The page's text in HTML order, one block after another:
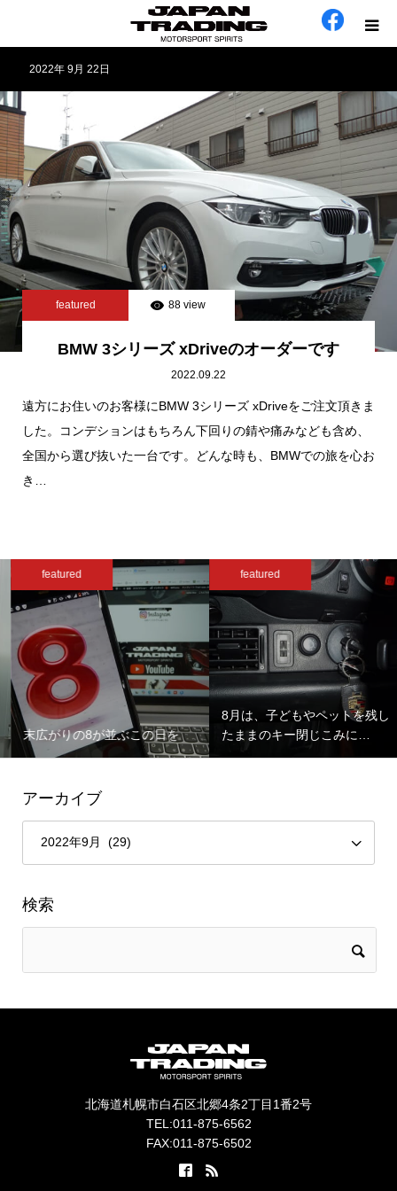
2022年 9月 22日
featured 88 view
BMW 3シリーズ xDriveのオーダーです
2022.09.22
遠方にお住いのお客様にBMW 3シリーズ xDriveをご注文頂きま
した。コンデションはもちろん下回りの錆や痛みなども含め、
全国から選び抜いた一台です。どんな時も、BMWでの旅を心お
き…
featured
末広がりの8が並ぶこの日を
featured
8月は、子どもやペットを残し
たままのキー閉じこみに…
アーカイブ
検索
北海道札幌市白石区北郷4条2丁目1番2号
TEL:011-875-6562
FAX:011-875-6502
ホーム
在庫車
会社概要
工場日誌